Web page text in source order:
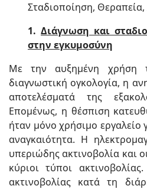
Σταδιοποίηση,
1. Διάγνωση και
στην εγκυμοσύνη
Με την αυξημένη χρήση
διαγνωστική ογκολογία, η
αποτελέσματά της
Επομένως, η θέσπιση
ήταν μόνο χρήσιμο εργαλείο
αναγκαιότητα. Η
υπεριώδης ακτινοβολία και
κύριοι τύποι
ακτινοβολίας κατά τη